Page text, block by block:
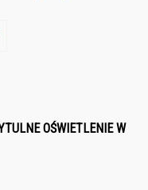
OŚWIETLENIE W